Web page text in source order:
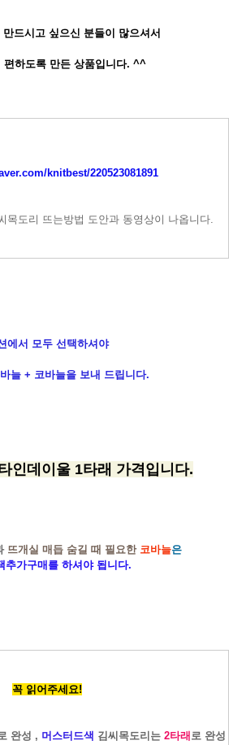
드시고 싶으신 분들이 많으셔서
편하도록 만든 상품입니다. ^^
knitbest/220523081891
목도리 뜨는방법 도안과 동영상이 나옵니다.
에서 모두 선택하셔야
늘 + 코바늘을 보내 드립니다.
인데이울 1타래 가격입니다.
뜨개실 매듭 숨길 때 필요한 코바늘은
추가구매를 하셔야 됩니다.
꼭 읽어주세요!
완성 , 머스터드색 김씨목도리는 2타래 로 완성